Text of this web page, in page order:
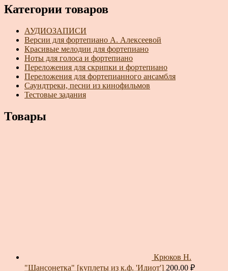
Категории товаров
АУДИОЗАПИСИ
Версии для фортепиано А. Алексеевой
Красивые мелодии для фортепиано
Ноты для голоса и фортепиано
Переложения для скрипки и фортепиано
Переложения для фортепианного ансамбля
Саундтреки, песни из кинофильмов
Тестовые задания
Товары
Крюков Н.
"Шансонетка" [куплеты из к.ф. 'Идиот'] 200.00 ₽